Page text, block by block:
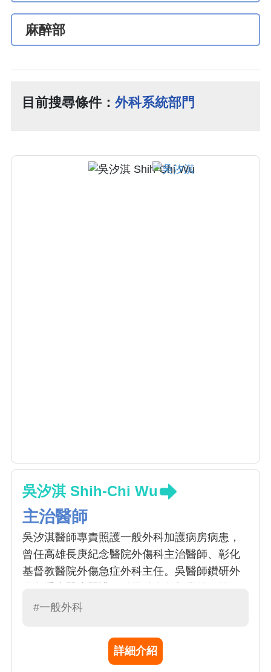
麻醉部
目前搜尋條件： 外科系統部門
吳汐淇 Shih-Chi Wu
主治醫師
吳汐淇醫師專責照護一般外科加護病房病患，
曾任高雄長庚紀念醫院外傷科主治醫師、彰化
基督教醫院外傷急症外科主任。吳醫師鑽研外
臨床經驗與學術成果均相當豐富
#一般外科
詳細介紹